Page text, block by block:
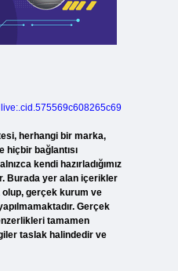
herhangi bir marka,
hiçbir bağlantısı
kendi hazırladığımız
Burada yer alan içerikler
olup, gerçek kurum ve
Gerçek
tamamen
taslak halindedir ve